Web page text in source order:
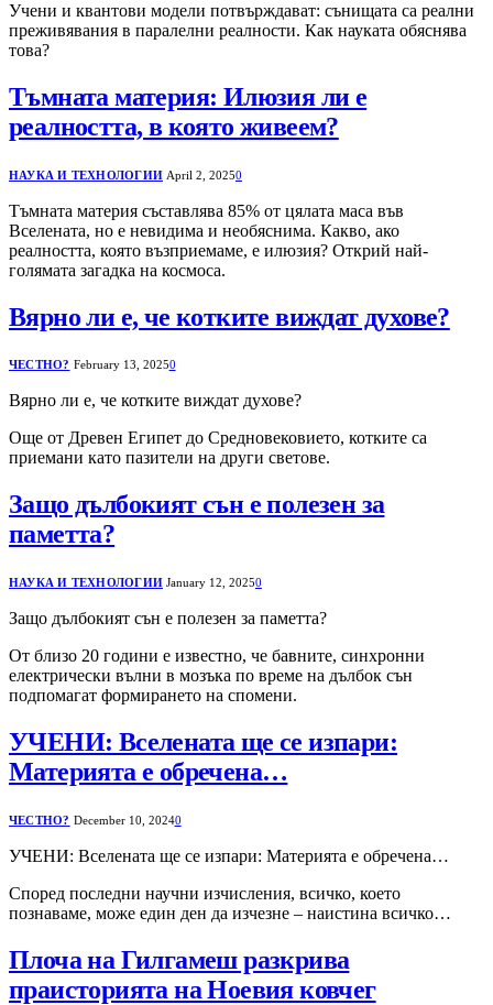
Учени и квантови модели потвърждават: сънищата са реални
преживявания в паралелни реалности. Как науката обяснява
това?
Тъмната материя: Илюзия ли е
реалността, в която живеем?
НАУКА И ТЕХНОЛОГИИ April 2, 20250
Тъмната материя съставлява 85% от цялата маса във
Вселената, но е невидима и необяснима. Какво, ако
реалността, която възприемаме, е илюзия? Открий най-
голямата загадка на космоса.
Вярно ли е, че котките виждат духове?
ЧЕСТНО? February 13, 20250
Вярно ли е, че котките виждат духове?
Още от Древен Египет до Средновековието, котките са
приемани като пазители на други светове.
Защо дълбокият сън е полезен за
паметта?
НАУКА И ТЕХНОЛОГИИ January 12, 20250
Защо дълбокият сън е полезен за паметта?
От близо 20 години е известно, че бавните, синхронни
електрически вълни в мозъка по време на дълбок сън
подпомагат формирането на спомени.
УЧЕНИ: Вселената ще се изпари:
Материята е обречена…
ЧЕСТНО? December 10, 20240
УЧЕНИ: Вселената ще се изпари: Материята е обречена…
Според последни научни изчисления, всичко, което
познаваме, може един ден да изчезне – наистина всичко…
Плоча на Гилгамеш разкрива
праисторията на Ноевия ковчег